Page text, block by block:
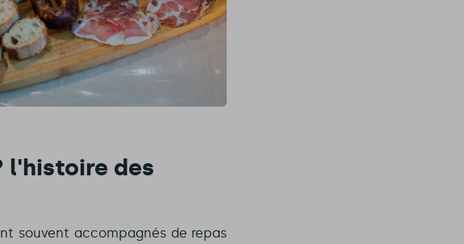
l'histoire des
souvent accompagnés de repas